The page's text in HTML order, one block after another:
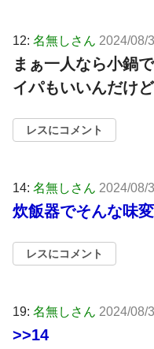
12: 名無しさん 2024/08/
まぁ一人なら小鍋
イパもいいんだけ
レスにコメント
14: 名無しさん 2024/08/
炊飯器でそんな味
レスにコメント
19: 名無しさん 2024/08/
>>14